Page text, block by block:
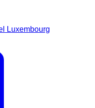
Luxembourg